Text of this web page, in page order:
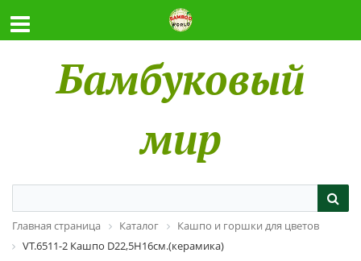
Бамбуковый
мир
Главная страница Каталог
Кашпо и горшки для цветов
VT.6511-2 Кашпо D22,5H16см.(керамика)